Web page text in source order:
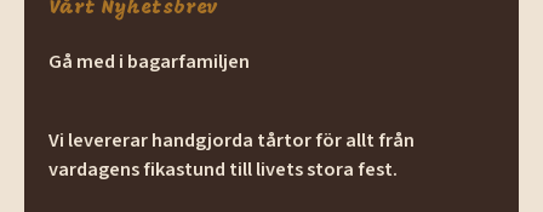
Vårt Nyhetsbrev
Gå med i bagarfamiljen
Vi levererar handgjorda tårtor för allt från
vardagens fikastund till livets stora fest.